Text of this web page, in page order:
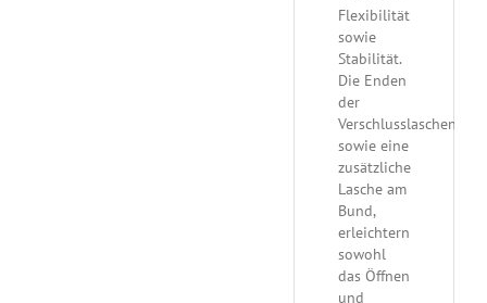
Flexibilität
sowie
Stabilität.
Die Enden
der
Verschlusslaschen,
sowie eine
zusätzliche
Lasche am
Bund,
erleichtern
sowohl
das Öffnen
und